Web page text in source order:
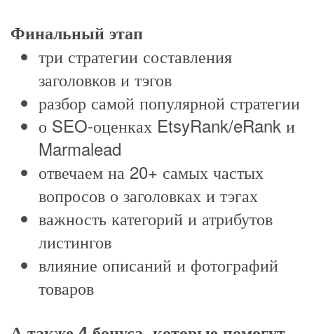
Финальный этап
три стратегии составления
заголовков и тэгов
разбор самой популярной стратегии
о SEO-оценках EtsyRank/eRank и
Marmalead
отвечаем на 20+ самых частых
вопросов о заголовках и тэгах
важность категорий и атрибутов
листингов
влияние описаний и фотографий
товаров